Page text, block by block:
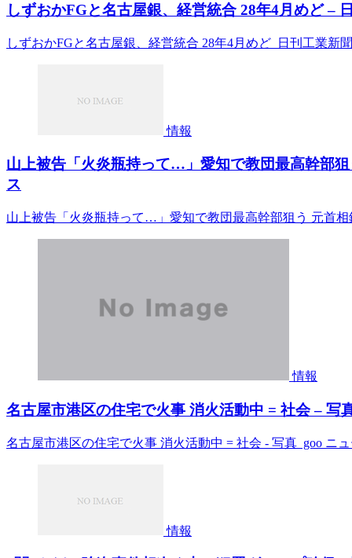
しずおかFGと名古屋銀、経営統合 28年4月めど –
しずおかFGと名古屋銀、経営統合 28年4月めど 日刊工業新聞
情報
山上被告「火炎瓶持って…」愛知で教団最高幹部
ス
山上被告「火炎瓶持って…」愛知で教団最高幹部狙う 元首
情報
名古屋市港区の住宅で火事 消火活動中 = 社会 – 写
名古屋市港区の住宅で火事 消火活動中 = 社会 - 写真 goo ニ
情報